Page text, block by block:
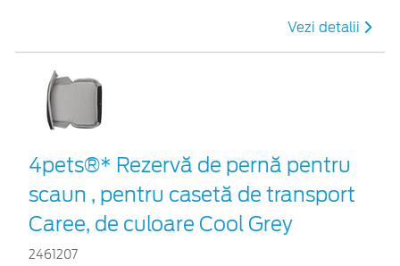
Vezi detalii
4pets®* Rezervă de pernă pentru
scaun , pentru casetă de transport
Caree, de culoare Cool Grey
2461207